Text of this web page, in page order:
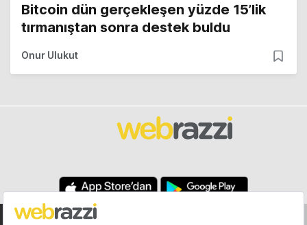
Bitcoin dün gerçekleşen yüzde 15’lik
tırmanıştan sonra destek buldu
Onur Ulukut